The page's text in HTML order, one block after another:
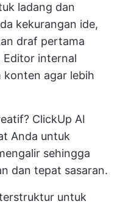
ladang dan
kekurangan ide,
draf pertama
Editor internal
konten agar lebih
ClickUp AI
Anda untuk
sehingga
dan tepat sasaran.
untuk